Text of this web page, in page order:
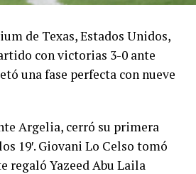
de Texas, Estados Unidos,
con victorias 3-0 ante
una fase perfecta con nueve
Argelia, cerró su primera
19′. Giovani Lo Celso tomó
regaló Yazeed Abu Laila